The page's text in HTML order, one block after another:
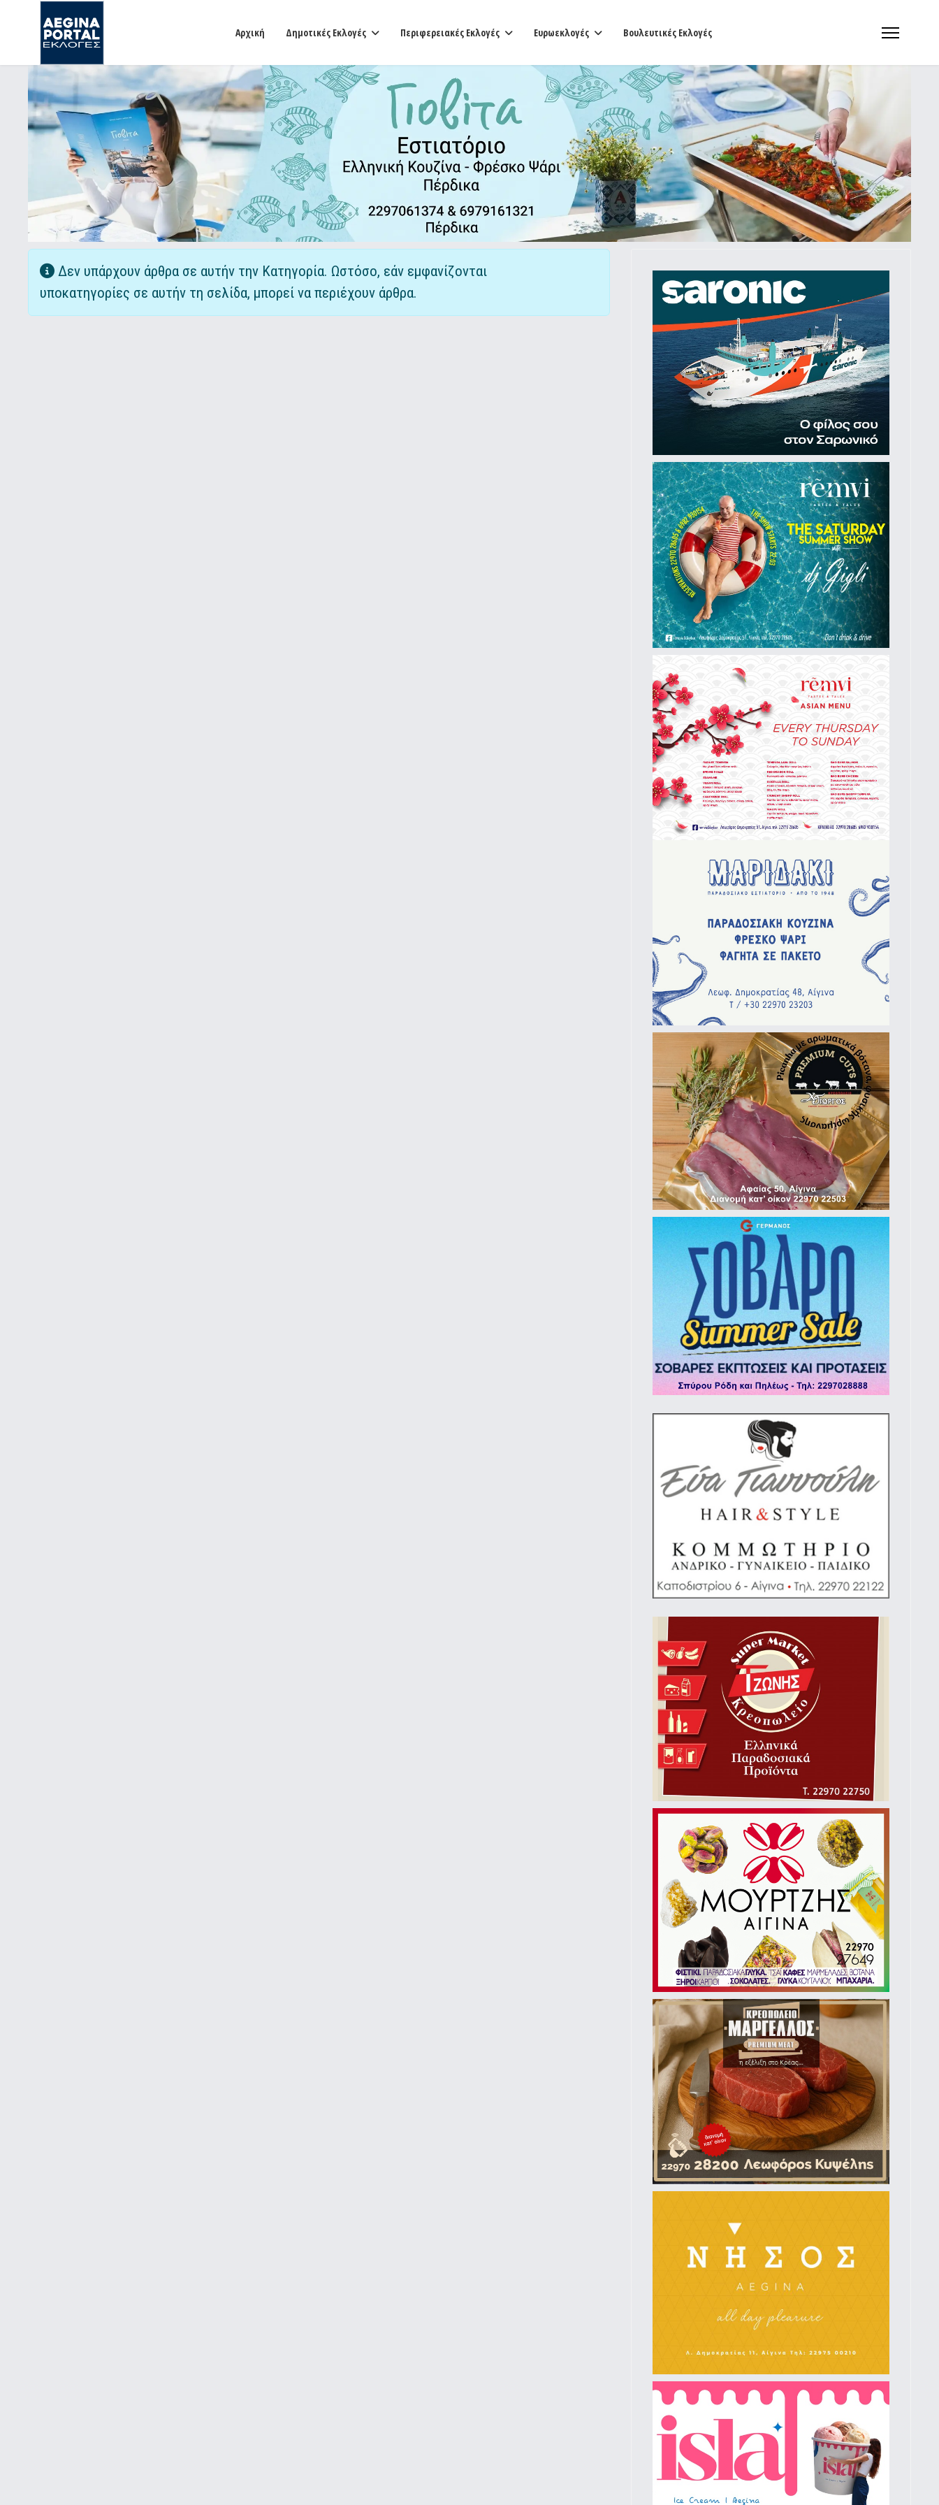
Αρχική Δημοτικές Εκλογές Περιφερειακές Εκλογές Ευρωεκλογές Βουλευτικές Εκλογές
Πληροφορία
Δεν υπάρχουν άρθρα σε αυτήν την Κατηγορία. Ωστόσο, εάν εμφανίζονται
υποκατηγορίες σε αυτήν τη σελίδα, μπορεί να περιέχουν άρθρα.